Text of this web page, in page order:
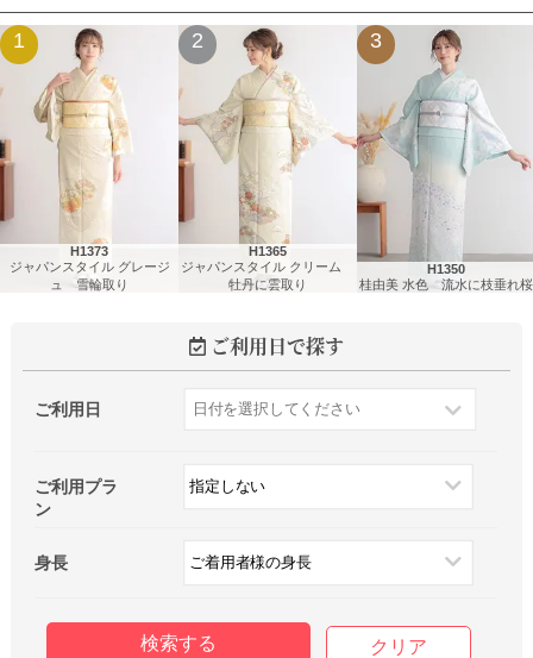
1
H1373
ジャパンスタイル グレージ
ュ 雪輪取り
2
H1365
ジャパンスタイル クリーム
牡丹に雲取り
3
H1350
桂由美 水色 流水に枝垂れ桜
ご利用日で探す
ご利用日
ご利用プラ
ン
身長
クリア